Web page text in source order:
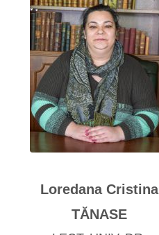
Loredana Cristina
TĂNASE